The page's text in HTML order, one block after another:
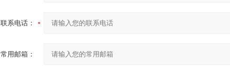
联系电话：
常用邮箱：